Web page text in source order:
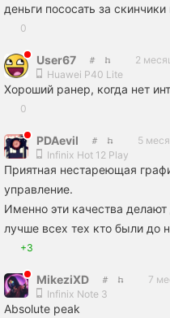
деньги пососать за скинчики
0
User67
2
Huawei P40 Lite
Хороший ранер, когда нет
0
PDAevil
5
Infinix Hot 12 Play
Приятная нестареющая
управление.
Именно эти качества
лучше всех тех кто были до
+3
MikeziXD
7
Infinix Note 3
Absolute peak